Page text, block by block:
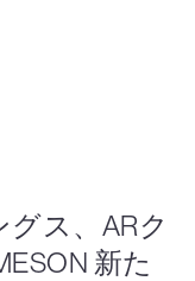
ス、ARク
新た